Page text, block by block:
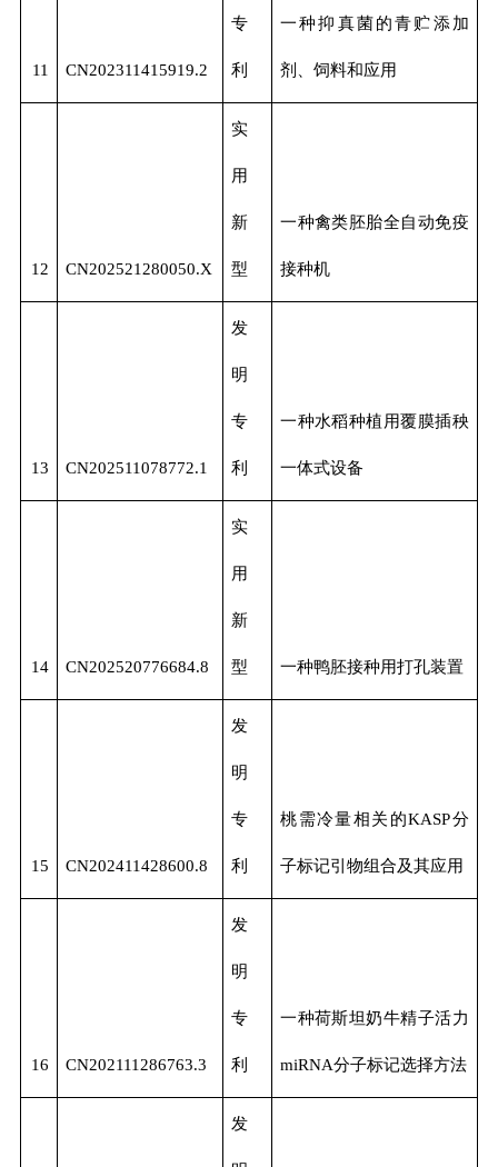
11 CN202311415919.2
专
利
一种抑真菌的青贮添加
剂、饲料和应用
12 CN202521280050.X
实
用
新
型
一种禽类胚胎全自动免疫
接种机
13 CN202511078772.1
发
明
专
利
一种水稻种植用覆膜插秧
一体式设备
14 CN202520776684.8
实
用
新
型 一种鸭胚接种用打孔装置
15 CN202411428600.8
发
明
专
利
桃需冷量相关的KASP分
子标记引物组合及其应用
16 CN202111286763.3
发
明
专
利
一种荷斯坦奶牛精子活力
miRNA分子标记选择方法
发